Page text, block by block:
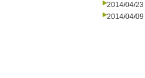
2014/04/23
2014/04/09